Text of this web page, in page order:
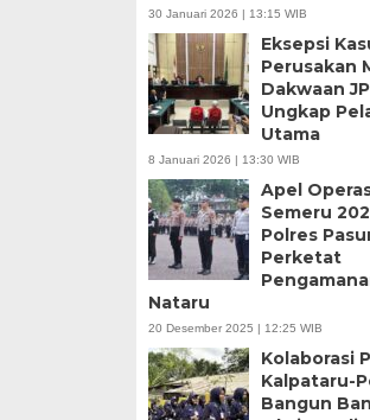
30 Januari 2026 | 13:15 WIB
Eksepsi
Perusakan
Dakwaan
Ungkap
Utama
8 Januari 2026 | 13:30 WIB
Apel
Semeru
Polres
Perketat
Nataru
20 Desember 2025 | 12:25 WIB
Kolaborasi
Kalpataru-
Bangun